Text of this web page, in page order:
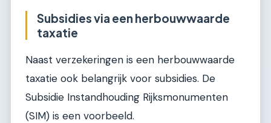
Subsidies via een herbouwwaarde
taxatie
Naast verzekeringen is een herbouwwaarde
taxatie ook belangrijk voor subsidies. De
Subsidie Instandhouding Rijksmonumenten
(SIM) is een voorbeeld.